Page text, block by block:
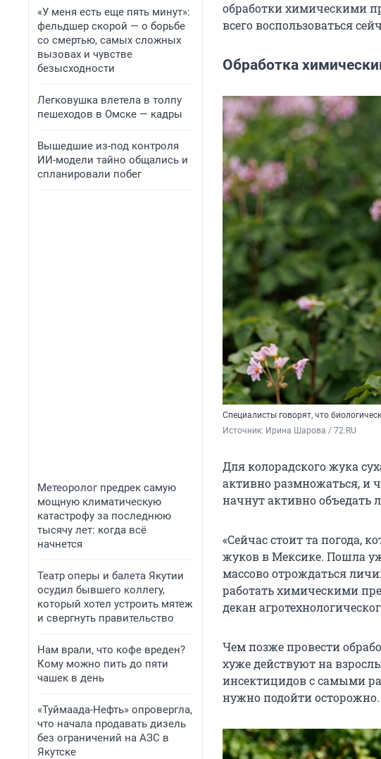
«У меня есть еще пять минут»:
фельдшер скорой — о борьбе
со смертью, самых сложных
вызовах и чувстве
безысходности
Легковушка влетела в толпу
пешеходов в Омске — кадры
Вышедшие из-под контроля
ИИ-модели тайно общались и
спланировали побег
Метеоролог предрек самую
мощную климатическую
катастрофу за последнюю
тысячу лет: когда всё
начнется
Театр оперы и балета Якутии
осудил бывшего коллегу,
который хотел устроить мятеж
и свергнуть правительство
Нам врали, что кофе вреден?
Кому можно пить до пяти
чашек в день
«Туймаада-Нефть» опровергла,
что начала продавать дизель
без ограничений на АЗС в
Якутске
обработки химическими
всего воспользоваться
Обработка
Специалисты говорят, что
Источник: Ирина Шарова / 72.RU
Для колорадского жука
активно размножаться, и
начнут активно объедать
«Сейчас стоит та погода,
жуков в Мексике. Пошла
массово отрождаться
работать химическими
декан
Чем позже провести
хуже действуют на
инсектицидов с самыми
нужно подойти осторожно.